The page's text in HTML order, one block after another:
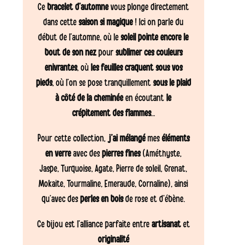
Cebracelet d’automnevous plonge directement
dans cettesaison si magique! Ici on parle du
début de l’automne, où lesoleil pointe encore le
bout de son nezpour sublimer ces couleurs
enivrantes, où les feuilles craquent sous vos
pieds, où l’on se pose tranquillement sous le plaid
à côté de la cheminéeen écoutantle
crépitement des flammes…
Pour cette collection, j’ai mélangémes éléments
en verreavec despierres fines(Améthyste,
Jaspe, Turquoise, Agate, Pierre de soleil, Grenat,
Mokaite, Tourmaline, Emeraude, Cornaline), ainsi
qu’avec desperles en boisde rose et d’ébène.
Ce bijou est l’alliance parfaite entre artisanatet
originalité